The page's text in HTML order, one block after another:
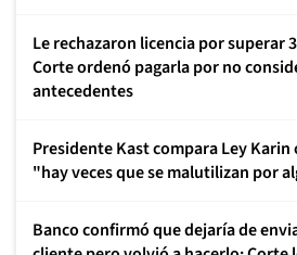
Le rechazaron licencia por superar
Corte ordenó pagarla por no
antecedentes
Presidente Kast compara Ley Karin
"hay veces que se malutilizan por
Banco confirmó que dejaría de